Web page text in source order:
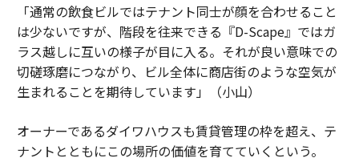
「通常の飲食ビルではテナント同士が顔を合わせること
は少ないですが、階段を往来できる『D-Scape』ではガ
ラス越しに互いの様子が目に入る。それが良い意味での
切磋琢磨につながり、ビル全体に商店街のような空気が
生まれることを期待しています」（小山）
オーナーであるダイワハウスも賃貸管理の枠を超え、テ
ナントとともにこの場所の価値を育てていくという。